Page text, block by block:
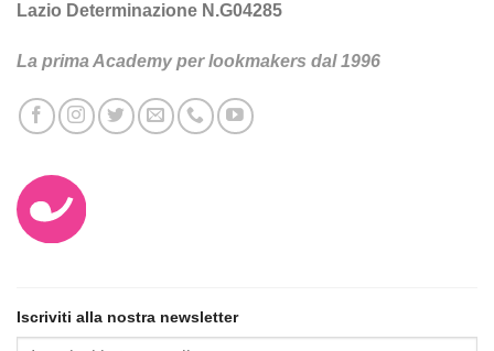
Lazio Determinazione N.G04285
La prima Academy per lookmakers dal 1996
Iscriviti alla nostra newsletter